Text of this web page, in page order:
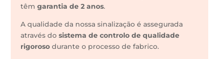
têmgarantia de 2 anos.
A qualidade da nossa sinalização é assegurada
através dosistema de controlo de qualidade
rigoroso durante o processo de fabrico.